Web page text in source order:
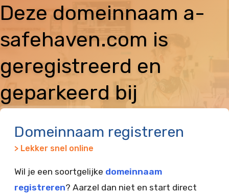
Deze domeinnaam a-
safehaven.com is
geregistreerd en
geparkeerd bij
Domeinnaam registreren
> Lekker snel online
Wil je een soortgelijke domeinnaam
registreren? Aarzel dan niet en start direct